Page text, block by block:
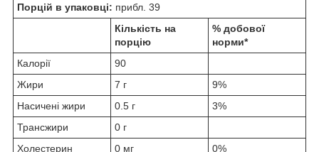
Порцій в упаковці: прибл. 39
Кількість на
порцію
% добової
норми*
Калорії
90
Жири
7 г
9%
Насичені жири
0.5 г
3%
Трансжири
0 г
Холестерин
0 мг
0%